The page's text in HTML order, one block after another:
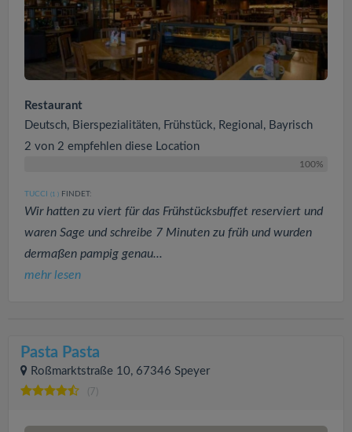
Restaurant
Deutsch, Bierspezialitäten, Frühstück, Regional, Bayrisch
2 von 2 empfehlen diese Location
100%
TUCCI (1 ) FINDET:
Wir hatten zu viert für das Frühstücksbuffet reserviert und
waren Sage und schreibe 7 Minuten zu früh und wurden
dermaßen pampig genau...
mehr lesen
Pasta Pasta
Roßmarktstraße 10, 67346 Speyer
(7)